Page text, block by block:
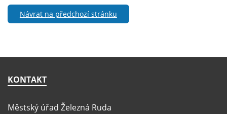
Návrat na předchozí stránku
KONTAKT
Městský úřad Železná Ruda